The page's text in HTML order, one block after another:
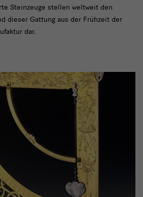
Steinzeuge stellen weltweit den
dieser Gattung aus der Frühzeit der
dar.